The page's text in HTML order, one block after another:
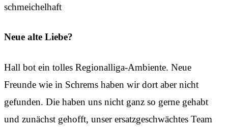
schmeichelhaft
Neue alte Liebe?
Hall bot ein tolles Regionalliga-Ambiente. Neue
Freunde wie in Schrems haben wir dort aber nicht
gefunden. Die haben uns nicht ganz so gerne gehabt
und zunächst gehofft, unser ersatzgeschwächtes Team